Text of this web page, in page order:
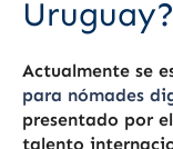
Uruguay?
Actualmente se
para nómades
presentado por
talento